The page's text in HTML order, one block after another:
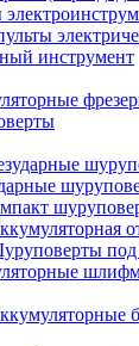
инструмент
под